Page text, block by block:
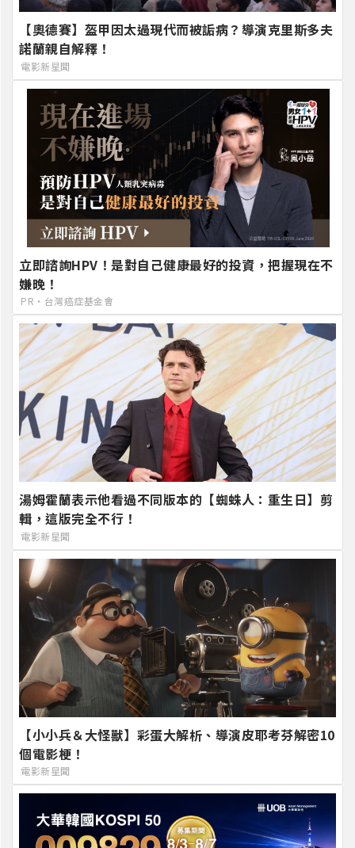
【奧德賽】盔甲因太過現代而被詬病？導演克里斯多夫
諾蘭親自解釋！
電影新星聞
立即諮詢HPV！是對自己健康最好的投資，把握現在不
嫌晚！
PR・台灣癌症基金會
湯姆霍蘭表示他看過不同版本的【蜘蛛人：重生日】剪
輯，這版完全不行！
電影新星聞
【小小兵＆大怪獸】彩蛋大解析、導演皮耶考芬解密10
個電影梗！
電影新星聞